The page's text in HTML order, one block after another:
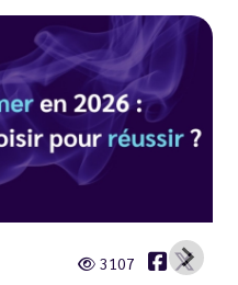
3107